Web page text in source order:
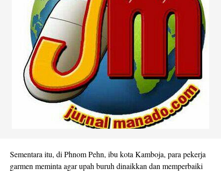
Sementara itu, di Phnom Pehn, ibu kota Kamboja, para pekerja
garmen meminta agar upah buruh dinaikkan dan memperbaiki